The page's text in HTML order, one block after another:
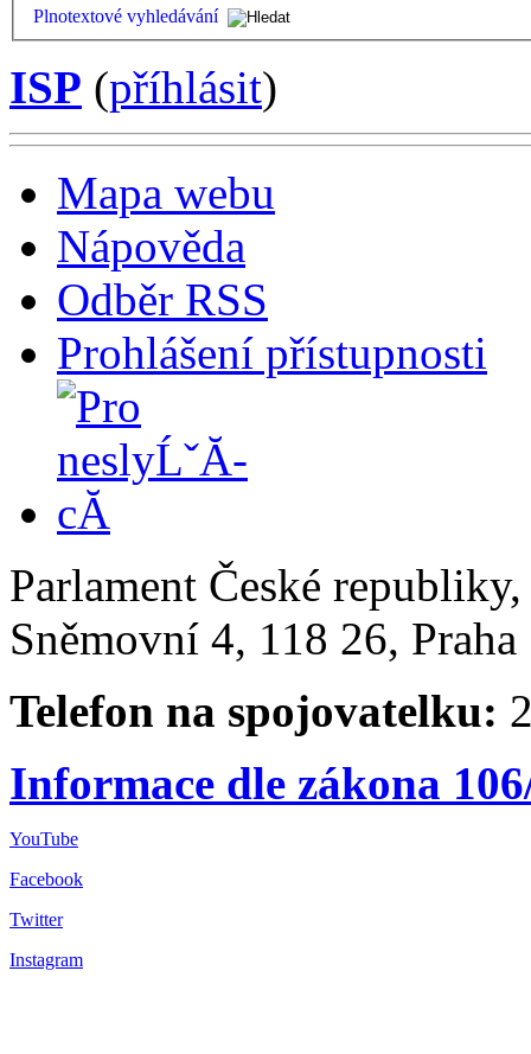
Plnotextové vyhledávání
ISP (příhlásit)
Mapa webu
Nápověda
Odběr RSS
Prohlášení přístupnosti
Parlament České
Sněmovní 4, 118 26,
Telefon na spojovatelku:
Informace dle zákona
YouTube
Facebook
Twitter
Instagram